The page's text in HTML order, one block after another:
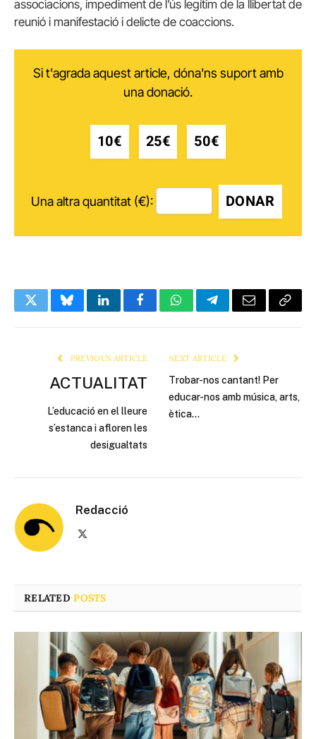
associacions, impediment de l’ús legítim de la llibertat de
reunió i manifestació i delicte de coaccions.
Si t'agrada aquest article, dóna'ns suport amb
una donació.
10€ 25€ 50€
Una altra quantitat (€): DONAR
TwitterBlueskyLinkedInFacebookWhatsAppTelegramEmail Copy
PREVIOUS ARTICLE
ACTUALITAT
L’educació en el lleure
s’estanca i afloren les
desigualtats
NEXT ARTICLE
Trobar-nos cantant! Per
educar-nos amb música, arts,
ètica…
Redacció
RELATEDPOSTS